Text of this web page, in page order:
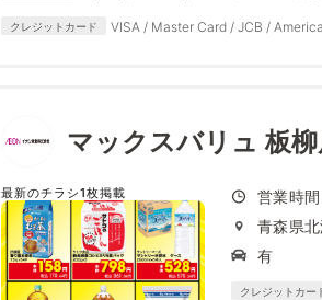
クレジットカード VISA / Master Card / JCB /
マックスバリュ 板
最新のチラシ1枚掲載
営業時
青森県
有
クレジットカー